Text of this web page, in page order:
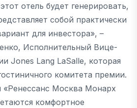
отель будет генерировать,
собой практически
для инвестора», –
Исполнительный Вице-
Jones Lang LaSalle, которая
комитета премии.
«Ренессанс Москва Монарх
комфортное